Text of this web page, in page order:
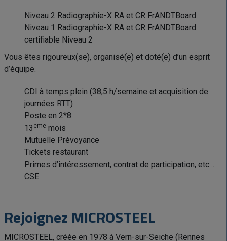
Niveau 2 Radiographie-X RA et CR FrANDTBoard
Niveau 1 Radiographie-X RA et CR FrANDTBoard
certifiable Niveau 2
Vous êtes rigoureux(se), organisé(e) et doté(e) d’un esprit
d’équipe.
CDI à temps plein (38,5 h/semaine et acquisition de
journées RTT)
Poste en 2*8
13 ememois
Mutuelle Prévoyance
Tickets restaurant
Primes d’intéressement, contrat de participation, etc…
CSE
Rejoignez MICROSTEEL
MICROSTEEL, créée en 1978 à Vern-sur-Seiche (Rennes